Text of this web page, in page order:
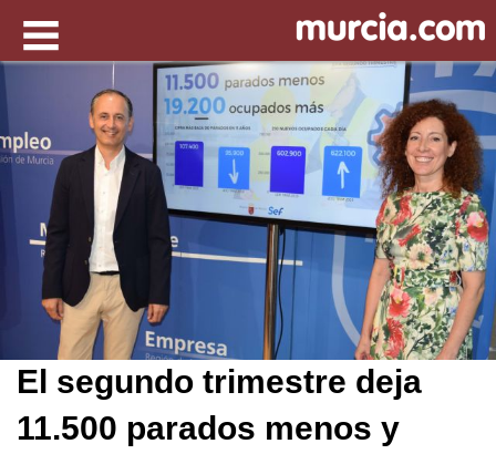
El segundo trimestre deja
11.500 parados menos y